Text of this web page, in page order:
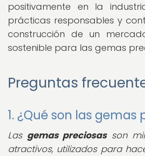
positivamente en la
prácticas responsables y
construcción de un
sostenible para las gemas
Preguntas
1. ¿Qué son las gemas
Las gemas preciosasson
atractivos, utilizados para